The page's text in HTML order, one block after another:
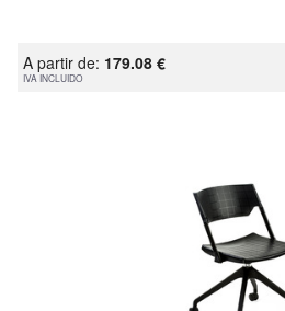
A partir de: 179.08 €
IVA INCLUIDO